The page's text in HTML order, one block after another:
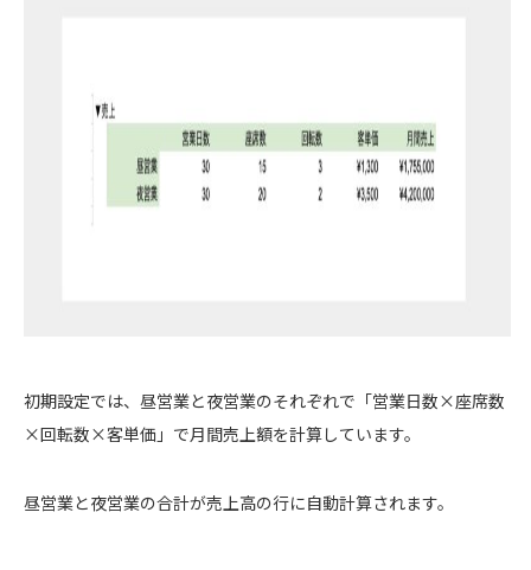
初期設定では、昼営業と夜営業のそれぞれで「営業日数×座席数
×回転数×客単価」で月間売上額を計算しています。
昼営業と夜営業の合計が売上高の行に自動計算されます。